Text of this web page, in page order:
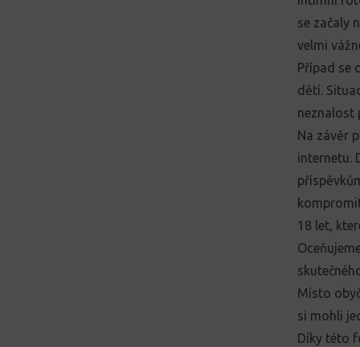
se začaly
velmi
Případ se
dětí.
neznalost
Na závěr
internetu.
18 let,
Místo
si mohli
Díky této